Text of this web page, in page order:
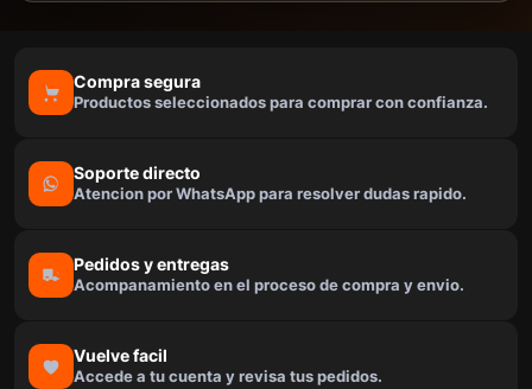
Compra segura
Productos seleccionados para comprar con confianza.
Soporte directo
Atencion por WhatsApp para resolver dudas rapido.
Pedidos y entregas
Acompanamiento en el proceso de compra y envio.
Vuelve facil
Accede a tu cuenta y revisa tus pedidos.